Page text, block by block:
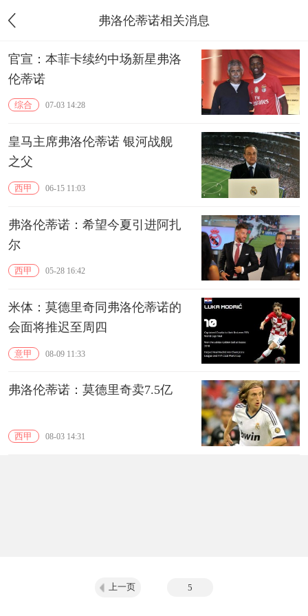
弗洛伦蒂诺相关消息
官宣：本菲卡续约中场新星弗洛
伦蒂诺
综合 07-03 14:28
皇马主席弗洛伦蒂诺 银河战舰
之父
西甲 06-15 11:03
弗洛伦蒂诺：希望今夏引进阿扎
尔
西甲 05-28 16:42
米体：莫德里奇同弗洛伦蒂诺的
会面将推迟至周四
意甲 08-09 11:33
弗洛伦蒂诺：莫德里奇卖7.5亿
西甲 08-03 14:31
上一页 5